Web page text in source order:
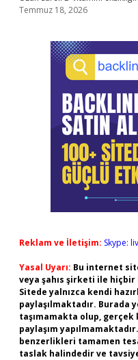
Temmuz 18, 2026
Reklam ve İletişim: Skype:
Yasal Uyarı: Bu internet
veya şahıs şirketi ile hiçbir
Sitede yalnızca kendi
paylaşılmaktadır.
taşımamakta olup,
paylaşım
benzerlikleri tamamen
taslak halindedir ve